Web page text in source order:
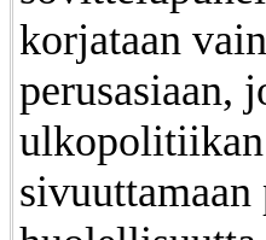
korjataan
perusasiaan,
sivuuttamaan